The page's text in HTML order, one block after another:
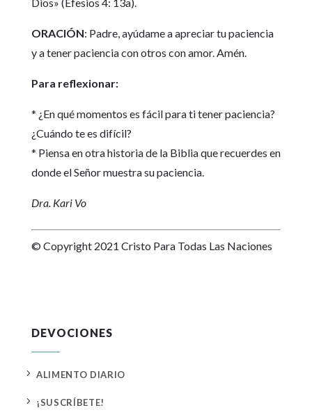
ORACIÓN: Padre, ayúdame a apreciar tu paciencia
y a tener paciencia con otros con amor. Amén.
Para reflexionar:
* ¿En qué momentos es fácil para ti tener paciencia?
¿Cuándo te es difícil?
* Piensa en otra historia de la Biblia que recuerdes en
donde el Señor muestra su paciencia.
Dra. Kari Vo
© Copyright 2021 Cristo Para Todas Las Naciones
DEVOCIONES
5 ALIMENTO DIARIO
5 ¡SUSCRÍBETE!